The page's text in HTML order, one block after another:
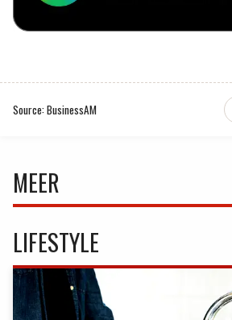
Source: BusinessAM
MEER
LIFESTYLE